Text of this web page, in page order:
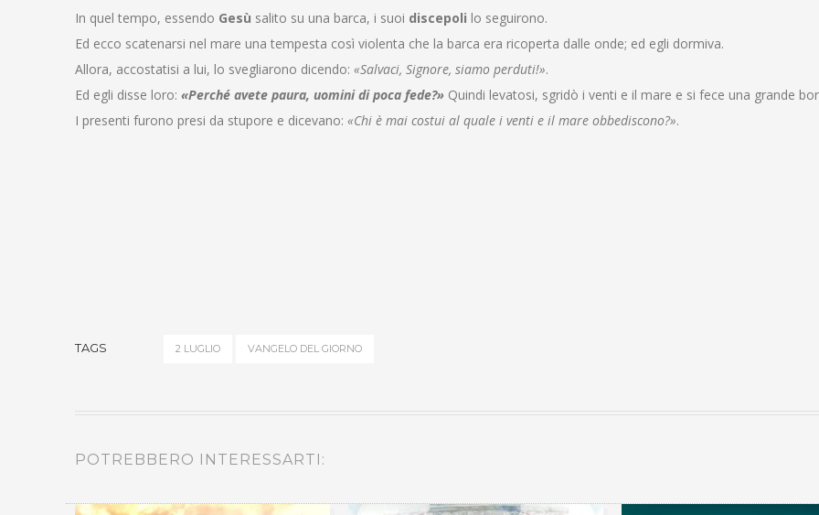
In quel tempo, essendo Gesù salito su una barca, i suoi discepoli lo seguirono.
Ed ecco scatenarsi nel mare una tempesta così violenta che la barca era ricoperta dalle onde; ed egli dormiva.
Allora, accostatisi a lui, lo svegliarono dicendo: «Salvaci, Signore, siamo perduti!».
Ed egli disse loro: «Perché avete paura, uomini di poca fede?» Quindi levatosi, sgridò i venti e il mare e si fece una grande
I presenti furono presi da stupore e dicevano: «Chi è mai costui al quale i venti e il mare obbediscono?».
TAGS 2 LUGLIO VANGELO DEL GIORNO
POTREBBERO INTERESSARTI: